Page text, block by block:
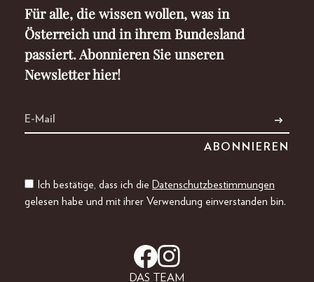
Für alle, die wissen wollen, was in
Österreich und in ihrem Bundesland
passiert. Abonnieren Sie unseren
Newsletter hier!
Ich bestätige, dass ich die Datenschutzbestimmungen
gelesen habe und mit ihrer Verwendung einverstanden bin.
DAS TEAM